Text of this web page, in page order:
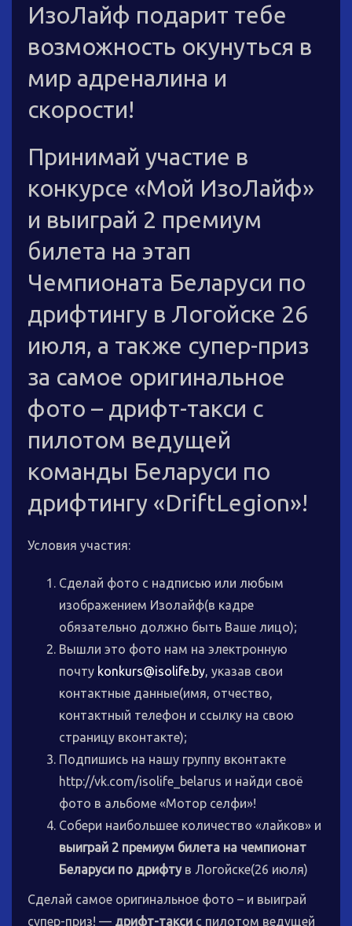
ИзоЛайф подарит тебе
возможность окунуться в
мир адреналина и
скорости!
Принимай участие в
конкурсе «Мой ИзоЛайф»
и выиграй 2 премиум
билета на этап
Чемпионата Беларуси по
дрифтингу в Логойске 26
июля, а также супер-приз
за самое оригинальное
фото – дрифт-такси с
пилотом ведущей
команды Беларуси по
дрифтингу «DriftLegion»!
Условия участия:
Сделай фото с надписью или любым
изображением Изолайф(в кадре
обязательно должно быть Ваше лицо);
Вышли это фото нам на электронную
почту konkurs@isolife.by, указав свои
контактные данные(имя, отчество,
контактный телефон и ссылку на свою
страницу вконтакте);
Подпишись на нашу группу вконтакте
http://vk.com/isolife_belarus и найди своё
фото в альбоме «Мотор селфи»!
Собери наибольшее количество «лайков» и
выиграй 2 премиум билета на чемпионат
Беларуси по дрифтув Логойске(26 июля)
Сделай самое оригинальное фото – и выиграй
супер-приз! — дрифт-такси с пилотом ведущей